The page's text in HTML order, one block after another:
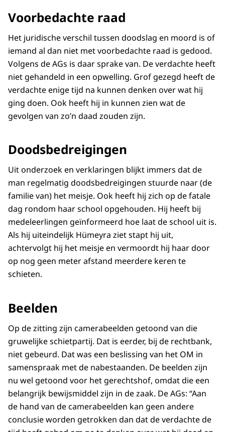
Voorbedachte raad
Het juridische verschil tussen doodslag en moord is of
iemand al dan niet met voorbedachte raad is gedood.
Volgens de AGs is daar sprake van. De verdachte heeft
niet gehandeld in een opwelling. Grof gezegd heeft de
verdachte enige tijd na kunnen denken over wat hij
ging doen. Ook heeft hij in kunnen zien wat de
gevolgen van zo’n daad zouden zijn.
Doodsbedreigingen
Uit onderzoek en verklaringen blijkt immers dat de
man regelmatig doodsbedreigingen stuurde naar (de
familie van) het meisje. Ook heeft hij zich op de fatale
dag rondom haar school opgehouden. Hij heeft bij
medeleerlingen geïnformeerd hoe laat de school uit is.
Als hij uiteindelijk Hümeyra ziet stapt hij uit,
achtervolgt hij het meisje en vermoordt hij haar door
op nog geen meter afstand meerdere keren te
schieten.
Beelden
Op de zitting zijn camerabeelden getoond van die
gruwelijke schietpartij. Dat is eerder, bij de rechtbank,
niet gebeurd. Dat was een beslissing van het OM in
samenspraak met de nabestaanden. De beelden zijn
nu wel getoond voor het gerechtshof, omdat die een
belangrijk bewijsmiddel zijn in de zaak. De AGs: “Aan
de hand van de camerabeelden kan geen andere
conclusie worden getrokken dan dat de verdachte de